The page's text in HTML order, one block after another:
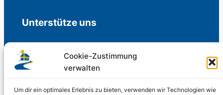
Cookie-Zustimmung
verwalten
Um dir ein optimales Erlebnis zu bieten, verwenden wir Technologien wie
Unterstütze uns
Freiwillige Spenden für die Aufrechterhaltung